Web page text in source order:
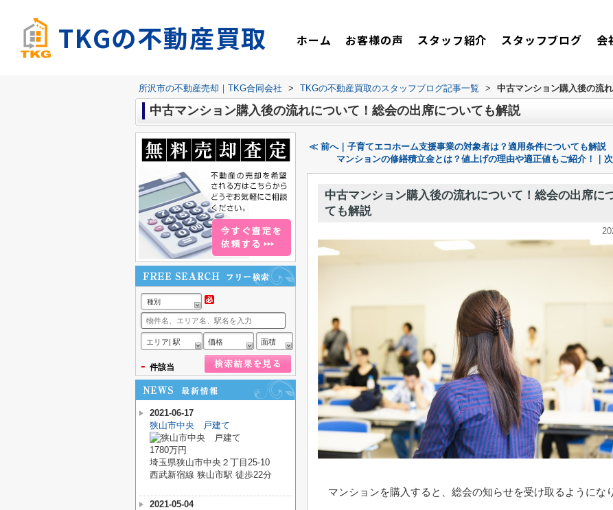
TKGの不動産買取 ホーム お客様の声 スタッフ紹介 スタッフブログ 会
所沢市の不動産売却｜TKG合同会社 > TKGの不動産買取のスタッフブログ記事一覧 > 中古マンション購入後の流
中古マンション購入後の流れについて！総会の出席についても解説
≪ 前へ｜子育てエコホーム支援事業の対象者は？適用条件についても解説
マンションの修繕積立金とは？値上げの理由や適正値もご紹介！｜
中古マンション購入後の流れについて！総会の出席に
ても解説
マンションを購入すると、総会の知らせを受け取るようにな
種別
エリア| 駅 価格 面積
- 件該当
2021-06-17
狭山市中央 戸建て
1780万円
埼玉県狭山市中央２丁目25-10
西武新宿線 狭山市駅 徒歩22分
2021-05-04